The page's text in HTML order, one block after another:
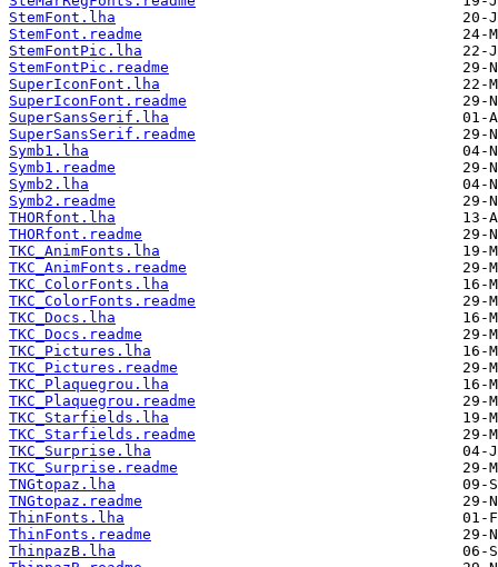
StemFont.lha
StemFont.readme
StemFontPic.lha
StemFontPic.readme
SuperIconFont.lha
SuperIconFont.readme
SuperSansSerif.lha
SuperSansSerif.readme
Symb1.lha
Symb1.readme
Symb2.lha
Symb2.readme
THORfont.lha
THORfont.readme
TKC_AnimFonts.lha
TKC_AnimFonts.readme
TKC_ColorFonts.lha
TKC_ColorFonts.readme
TKC_Docs.lha
TKC_Docs.readme
TKC_Pictures.lha
TKC_Pictures.readme
TKC_Plaquegrou.lha
TKC_Plaquegrou.readme
TKC_Starfields.lha
TKC_Starfields.readme
TKC_Surprise.lha
TKC_Surprise.readme
TNGtopaz.lha
TNGtopaz.readme
ThinFonts.lha
ThinFonts.readme
ThinpazB.lha